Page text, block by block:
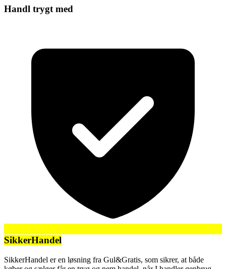
Handl trygt med
SikkerHandel
SikkerHandel er en løsning fra Gul&Gratis, som sikrer, at både